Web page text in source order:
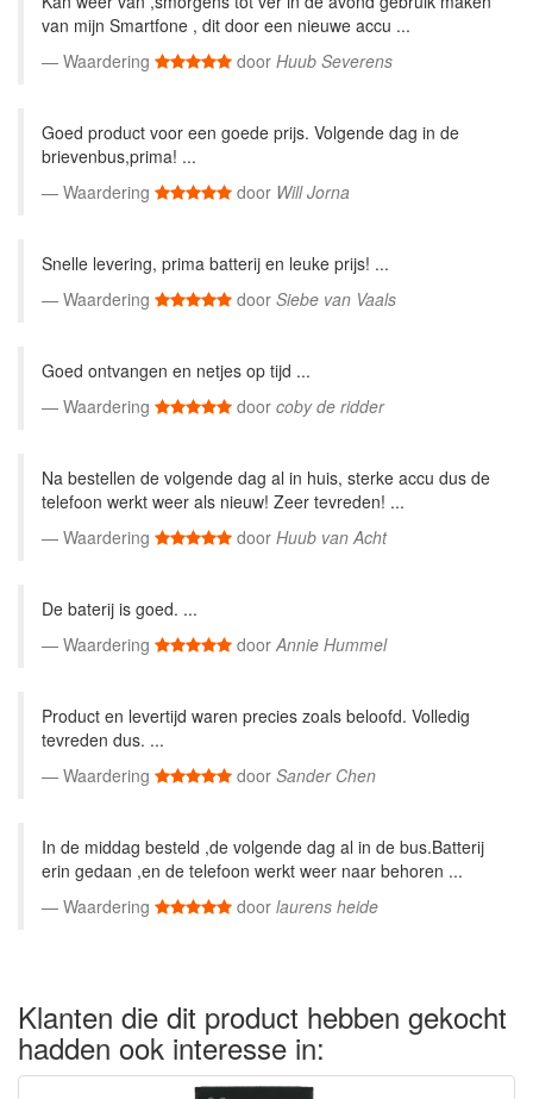
van mijn Smartfone , dit door een nieuwe accu ...
Waardering
door Huub Severens
Goed product voor een goede prijs. Volgende dag in de
brievenbus,prima! ...
Waardering
door Will Jorna
Snelle levering, prima batterij en leuke prijs! ...
Waardering
door Siebe van Vaals
Goed ontvangen en netjes op tijd ...
Waardering
door coby de ridder
Na bestellen de volgende dag al in huis, sterke accu dus de
telefoon werkt weer als nieuw! Zeer tevreden! ...
Waardering
door Huub van Acht
De baterij is goed. ...
Waardering
doorAnnie Hummel
Product en levertijd waren precies zoals beloofd. Volledig
tevreden dus. ...
Waardering
door Sander Chen
In de middag besteld ,de volgende dag al in de bus.Batterij
erin gedaan ,en de telefoon werkt weer naar behoren ...
Waardering
door laurens heide
Klanten die dit product hebben gekocht
hadden ook interesse in: